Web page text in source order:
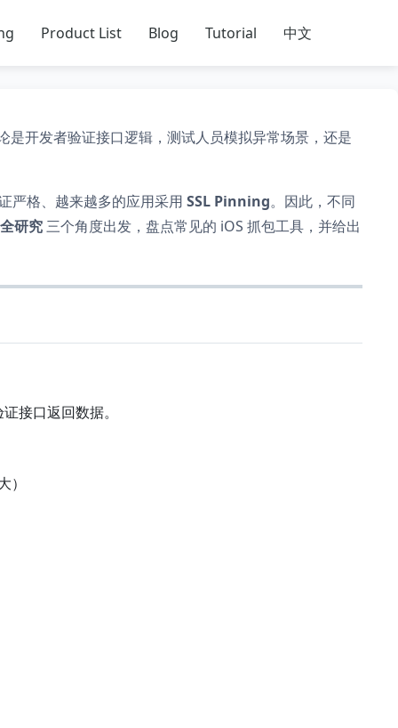
Product List Blog Tutorial 中文
开发者验证接口逻辑，测试人员模拟异常场景，还是
严格、越来越多的应用采用 SSL Pinning。因此，不同
研究三个角度出发，盘点常见的 iOS 抓包工具，并给出
接口返回数据。